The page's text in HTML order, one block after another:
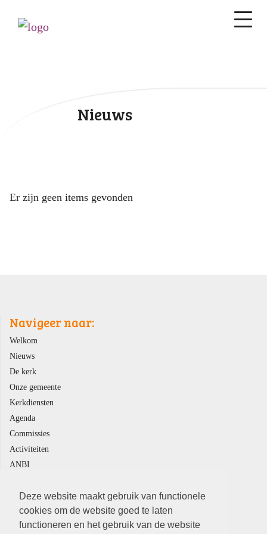
Deze website maakt gebruik van functionele
cookies om de website goed te laten
functioneren en het gebruik van de website
Nieuws
Er zijn geen items gevonden
Navigeer naar:
Welkom
Nieuws
De kerk
Onze gemeente
Kerkdiensten
Agenda
Commissies
Activiteiten
ANBI
Veilige Kerk